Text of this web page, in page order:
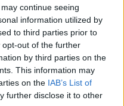
continue seeing
information utilized by
to third parties prior to
out of the further
by third parties on the
This information may
on the IAB’s List of
further disclose it to other